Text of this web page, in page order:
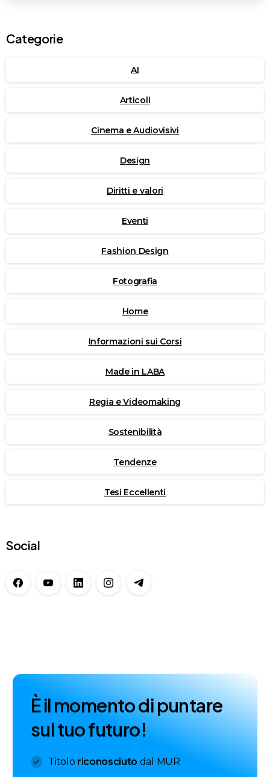
Categorie
AI
Articoli
Cinema e Audiovisivi
Design
Diritti e valori
Eventi
Fashion Design
Fotografia
Home
Informazioni sui Corsi
Made in LABA
Regia e Videomaking
Sostenibilità
Tendenze
Tesi Eccellenti
Social
Èilmomentodipuntare
sultuofuturo!
Titolo riconosciuto dal MUR